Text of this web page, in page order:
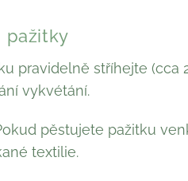
pažitky
pravidelně stříhejte (cca
vykvétání.
pěstujete pažitku
textilie.